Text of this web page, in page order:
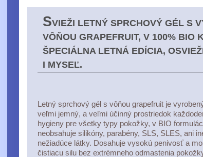
SVIEŽI LETNÝ SPRCHOVÝ GÉL S
VÔŇOU GRAPEFRUIT, V 100% BIO
ŠPECIÁLNA LETNÁ EDÍCIA,
I MYSEĽ.
Letný sprchový gél s vôňou grapefruit je
veľmi jemný, a veľmi účinný prostriedok
hygieny pre všetky typy pokožky, v BIO
neobsahuje silikóny, parabény, SLS, SLES, ani
nežiadúce látky. Dosahuje vysokú penivosť a
čistiacu silu bez extrémneho odmastenia